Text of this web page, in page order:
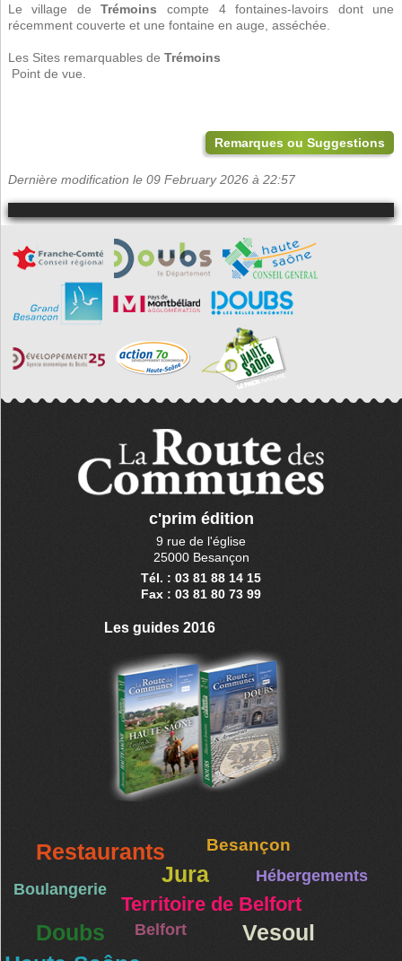
Le village de Trémoins compte 4 fontaines-lavoirs dont une
récemment couverte et une fontaine en auge, asséchée.
Les Sites remarquables de Trémoins
 Point de vue.
Remarques ou Suggestions
Dernière modification le 09 February 2026 à 22:57
c'prim édition
9 rue de l'église
25000 Besançon
Tél. : 03 81 88 14 15
Fax : 03 81 80 73 99
Les guides 2016
Restaurants Besançon
Jura Hébergements
Boulangerie
Territoire de Belfort
Doubs Belfort
Vesoul